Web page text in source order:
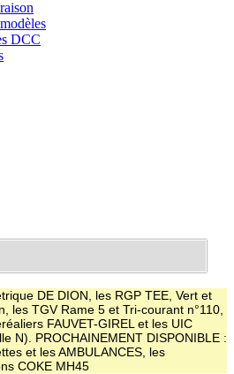
DCC
DE DION, les RGP TEE, Vert et
les TGV Rame 5 et Tri-courant n°110,
FAUVET-GIREL et les UIC
N). PROCHAINEMENT DISPONIBLE :
et les AMBULANCES, les
COKE MH45